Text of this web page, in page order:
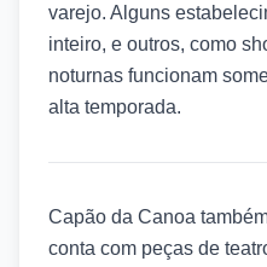
varejo. Alguns
inteiro, e outros, como
noturnas funcionam
alta temporada.
Capão da Canoa
conta com peças de